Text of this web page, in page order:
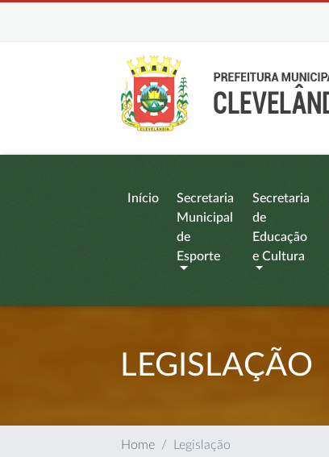
Início
Secretaria
Municipal
de
Esporte
Secretaria
de
Educação
e Cultura
LEGISLAÇÃO
Home Legislação